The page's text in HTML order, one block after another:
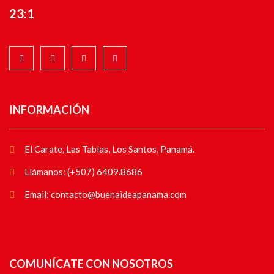
23:1
INFORMACIÓN
El Carate, Las Tablas, Los Santos, Panamá.
Llámanos: (+507) 6409.8686
Email: contacto@buenaideapanama.com
COMUNÍCATE CON NOSOTROS